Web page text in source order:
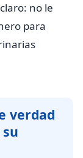
no le
para
verdad